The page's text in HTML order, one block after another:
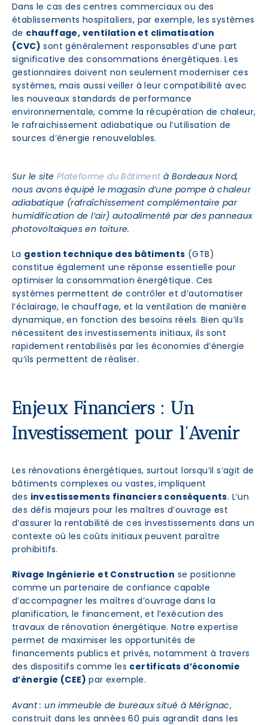
Dans le cas des centres commerciaux ou des
établissements hospitaliers, par exemple, les systèmes
de chauffage, ventilation et climatisation
(CVC) sont généralement responsables d’une part
significative des consommations énergétiques. Les
gestionnaires doivent non seulement moderniser ces
systèmes, mais aussi veiller à leur compatibilité avec
les nouveaux standards de performance
environnementale, comme la récupération de chaleur,
le rafraichissement adiabatique ou l’utilisation de
sources d’énergie renouvelables.
Sur le site Plateforme du Bâtiment à Bordeaux Nord,
nous avons équipé le magasin d’une pompe à chaleur
adiabatique (rafraîchissement complémentaire par
humidification de l’air) autoalimenté par des panneaux
photovoltaïques en toiture.
La gestion technique des bâtiments (GTB)
constitue également une réponse essentielle pour
optimiser la consommation énergétique. Ces
systèmes permettent de contrôler et d’automatiser
l’éclairage, le chauffage, et la ventilation de manière
dynamique, en fonction des besoins réels. Bien qu’ils
nécessitent des investissements initiaux, ils sont
rapidement rentabilisés par les économies d’énergie
qu’ils permettent de réaliser.
Enjeux Financiers : Un
Investissement pour l’Avenir
Les rénovations énergétiques, surtout lorsqu’il s’agit de
bâtiments complexes ou vastes, impliquent
des investissements financiers conséquents. L’un
des défis majeurs pour les maîtres d’ouvrage est
d’assurer la rentabilité de ces investissements dans un
contexte où les coûts initiaux peuvent paraître
prohibitifs.
Rivage Ingénierie et Construction se positionne
comme un partenaire de confiance capable
d’accompagner les maîtres d’ouvrage dans la
planification, le financement, et l’exécution des
travaux de rénovation énergétique. Notre expertise
permet de maximiser les opportunités de
financements publics et privés, notamment à travers
des dispositifs comme les certificats d’économie
d’énergie (CEE) par exemple.
Avant : un immeuble de bureaux situé à Mérignac,
construit dans les années 60 puis agrandit dans les